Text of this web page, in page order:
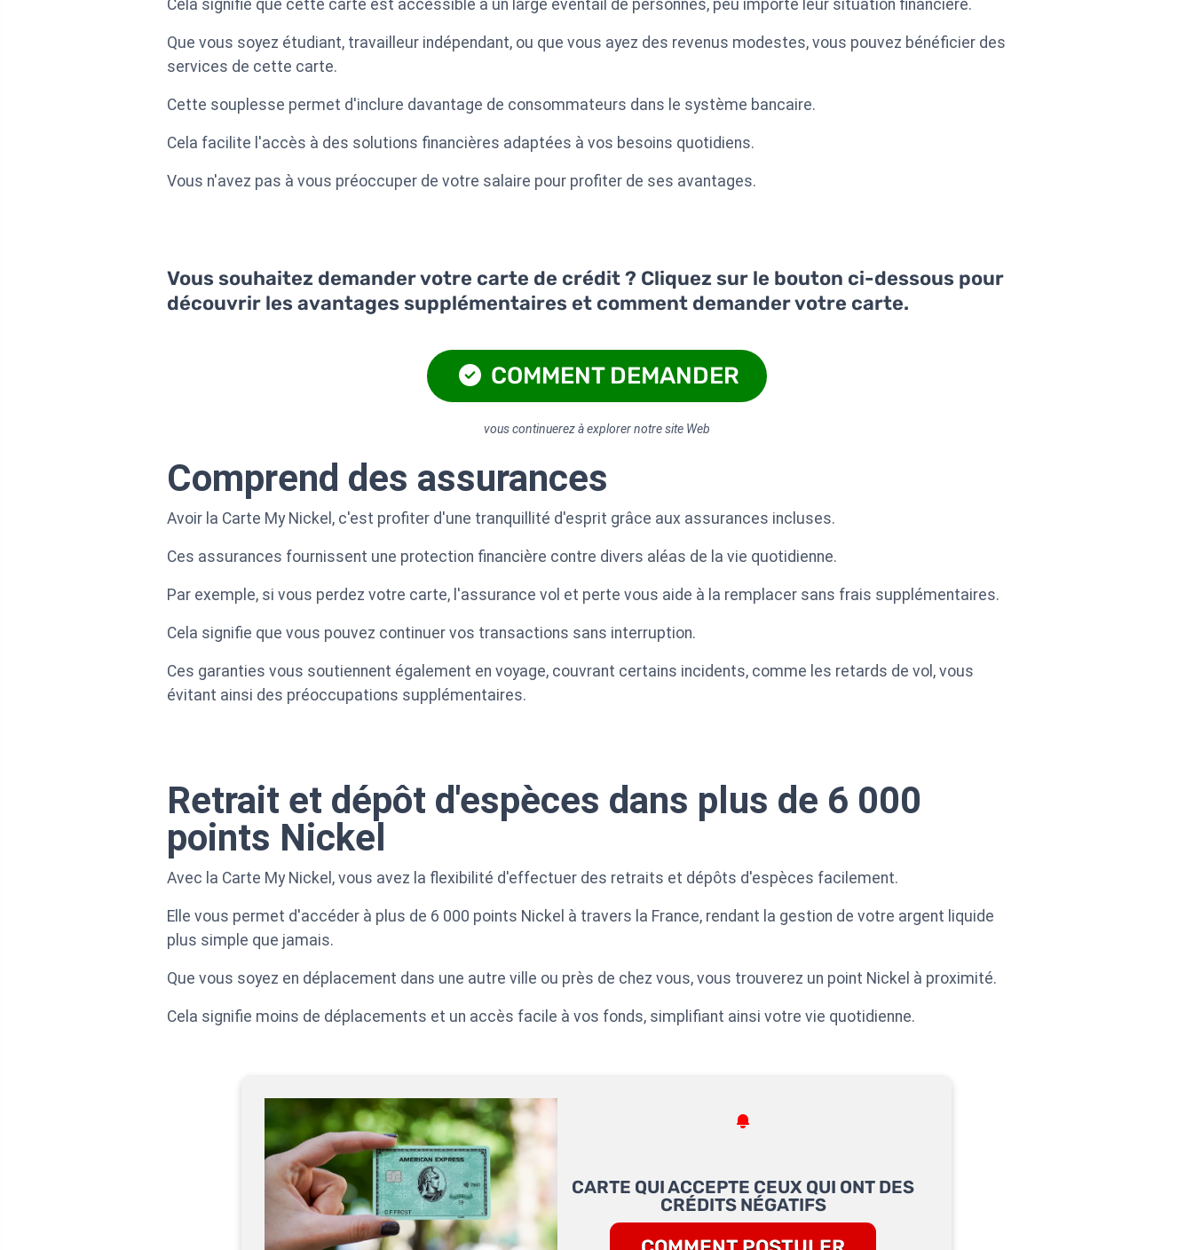
Cela signifie que cette carte est accessible à un large éventail de personnes, peu importe leur situation financière.
Que vous soyez étudiant, travailleur indépendant, ou que vous ayez des revenus modestes, vous pouvez bénéficier des
services de cette carte.
Cette souplesse permet d'inclure davantage de consommateurs dans le système bancaire.
Cela facilite l'accès à des solutions financières adaptées à vos besoins quotidiens.
Vous n'avez pas à vous préoccuper de votre salaire pour profiter de ses avantages.
Vous souhaitez demander votre carte de crédit ? Cliquez sur le bouton ci-dessous pour
découvrir les avantages supplémentaires et comment demander votre carte.
COMMENT DEMANDER
vous continuerez à explorer notre site Web
Comprend des assurances
Avoir la Carte My Nickel, c'est profiter d'une tranquillité d'esprit grâce aux assurances incluses.
Ces assurances fournissent une protection financière contre divers aléas de la vie quotidienne.
Par exemple, si vous perdez votre carte, l'assurance vol et perte vous aide à la remplacer sans frais supplémentaires.
Cela signifie que vous pouvez continuer vos transactions sans interruption.
Ces garanties vous soutiennent également en voyage, couvrant certains incidents, comme les retards de vol, vous
évitant ainsi des préoccupations supplémentaires.
Retrait et dépôt d'espèces dans plus de 6 000
points Nickel
Avec la Carte My Nickel, vous avez la flexibilité d'effectuer des retraits et dépôts d'espèces facilement.
Elle vous permet d'accéder à plus de 6 000 points Nickel à travers la France, rendant la gestion de votre argent liquide
plus simple que jamais.
Que vous soyez en déplacement dans une autre ville ou près de chez vous, vous trouverez un point Nickel à proximité.
Cela signifie moins de déplacements et un accès facile à vos fonds, simplifiant ainsi votre vie quotidienne.
CARTE QUI ACCEPTE CEUX QUI ONT DES
CRÉDITS NÉGATIFS